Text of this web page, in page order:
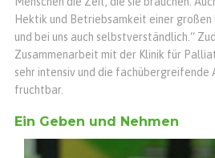
Hektik und Betriebsamkeit einer
und bei uns auch selbstverständlich.“
Zusammenarbeit mit der Klinik für
sehr intensiv und die fachübergreifende
fruchtbar.
Ein Geben und Nehmen